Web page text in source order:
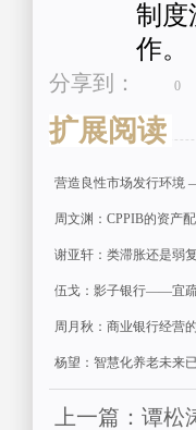
制度
作。
分享到： 0
扩展阅读
营造良性市场发行环境
周文渊：CPPIB的资产
谢亚轩：类滞胀还是弱
伍戈：影子银行——宜
周月秋：商业银行经营
杨望：智慧化养老未来
上一篇：谭